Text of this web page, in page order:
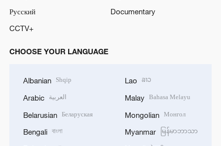
Русский
Documentary
CCTV+
CHOOSE YOUR LANGUAGE
Albanian Shqip
Arabic العربية
Belarusian Беларуская
Bengali বাংলা
Lao ລາວ
Malay Bahasa Melayu
Mongolian Монгол
Myanmar မြန်မာဘာသာ